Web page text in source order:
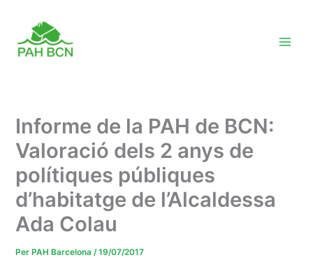
contingut
Informe de la PAH de BCN:
Valoració dels 2 anys de
polítiques públiques
d’habitatge de l’Alcaldessa
Ada Colau
Per PAH Barcelona/19/07/2017